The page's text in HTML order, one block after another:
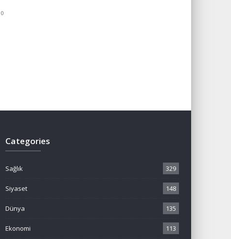
0
Categories
Sağlık 329
Siyaset 148
Dünya 135
Ekonomi 113